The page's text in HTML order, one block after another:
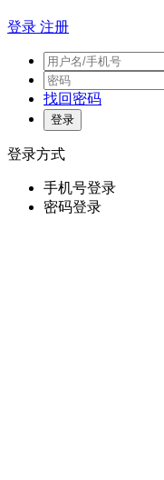
登录 注册
找回密码
登录方式
手机号登录
密码登录